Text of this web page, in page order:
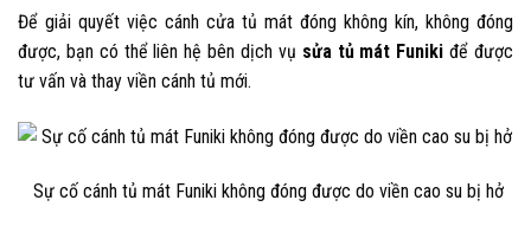
Để giải quyết việc cánh cửa tủ mát đóng không kín, không đóng
được, bạn có thể liên hệ bên dịch vụ sửa tủ mát Funiki để được
tư vấn và thay viền cánh tủ mới.
Sự cố cánh tủ mát Funikikhông đóng được do viền cao su bị hở